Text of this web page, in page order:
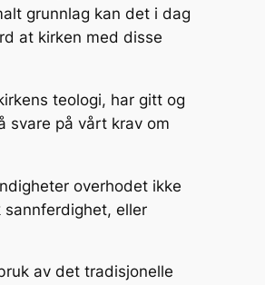
grunnlag kan det i dag
at kirken med disse
teologi, har gitt og
svare på vårt krav om
overhodet ikke
eller
av det tradisjonelle